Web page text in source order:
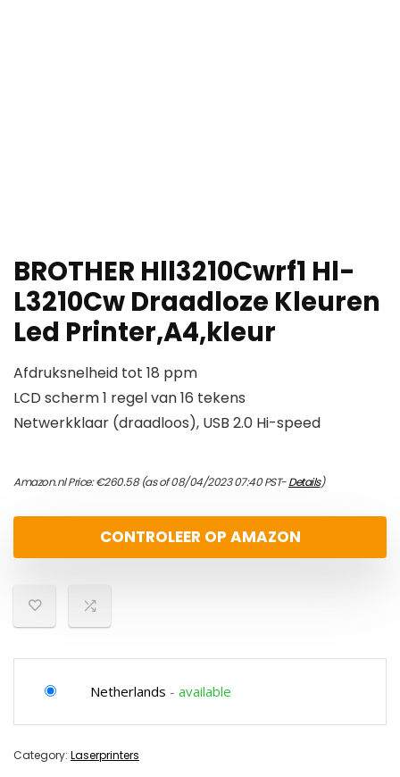
BROTHER Hll3210Cwrf1 Hl-
L3210Cw Draadloze Kleuren
Led Printer,A4,kleur
Afdruksnelheid tot 18 ppm
LCD scherm 1 regel van 16 tekens
Netwerkklaar (draadloos), USB 2.0 Hi-speed
Amazon.nl Price:€260.58(as of 08/04/2023 07:40 PST-Details)
CONTROLEER OP AMAZON
Netherlands - available
Category: Laserprinters